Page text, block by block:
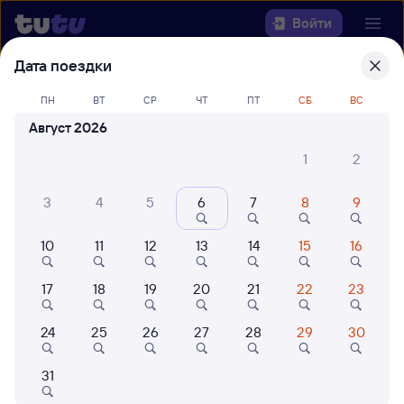
Войти
билеты Великие Луки — Себеж
Куда
Когда
Кто едет
Дата поездки
ПН ВТ СР ЧТ ПТ СБ ВС
Август 2026
1
2
3 4 5 6 7 8 9
10 11 12 13 14 15 16
17 18 19 20 21 22 23
24 25 26 27 28 29 30
31